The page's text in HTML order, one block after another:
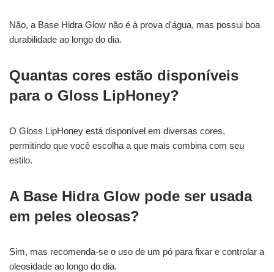
Não, a Base Hidra Glow não é à prova d'água, mas possui boa
durabilidade ao longo do dia.
Quantas cores estão disponíveis
para o Gloss LipHoney?
O Gloss LipHoney está disponível em diversas cores,
permitindo que você escolha a que mais combina com seu
estilo.
A Base Hidra Glow pode ser usada
em peles oleosas?
Sim, mas recomenda-se o uso de um pó para fixar e controlar a
oleosidade ao longo do dia.